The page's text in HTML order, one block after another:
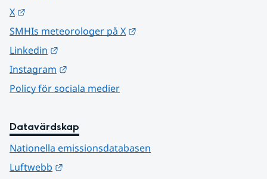
X
SMHIs meteorologer på X
Linkedin
Instagram
Policy för sociala medier
Datavärdskap
Nationella emissionsdatabasen
Luftwebb